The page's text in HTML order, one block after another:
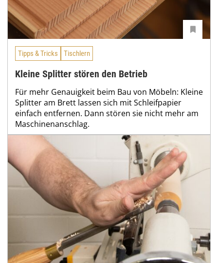
Tipps & Tricks Tischlern
Kleine Splitter stören den Betrieb
Für mehr Genauigkeit beim Bau von Möbeln: Kleine
Splitter am Brett lassen sich mit Schleifpapier
einfach entfernen. Dann stören sie nicht mehr am
Maschinenanschlag.